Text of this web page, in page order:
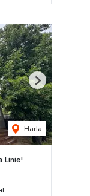
Harta
Next
Linie!